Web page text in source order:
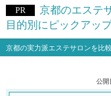
京都のエステ
目的別にピックアッ
京都の実力派エステサロンを比
公開